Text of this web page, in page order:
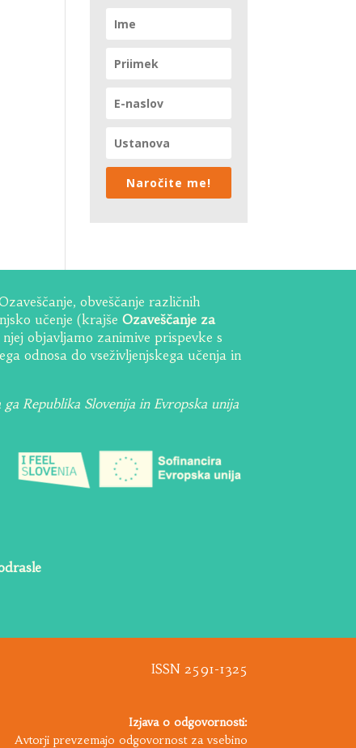
Naročite me!
obveščanje različnih
učenje (krajše Ozaveščanje za
objavljamo zanimive prispevke s
odnosa do vseživljenjskega učenja in
Republika Slovenija in Evropska unija
ISSN 2591-1325
Izjava o odgovornosti:
Avtorji prevzemajo odgovornost za vsebino